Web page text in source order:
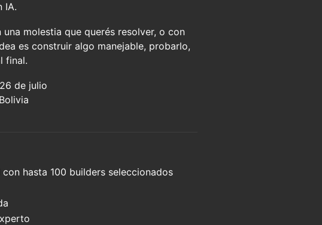
IA.
molestia que querés resolver, o con
es construir algo manejable, probarlo,
final.
de julio
hasta 100 builders seleccionados